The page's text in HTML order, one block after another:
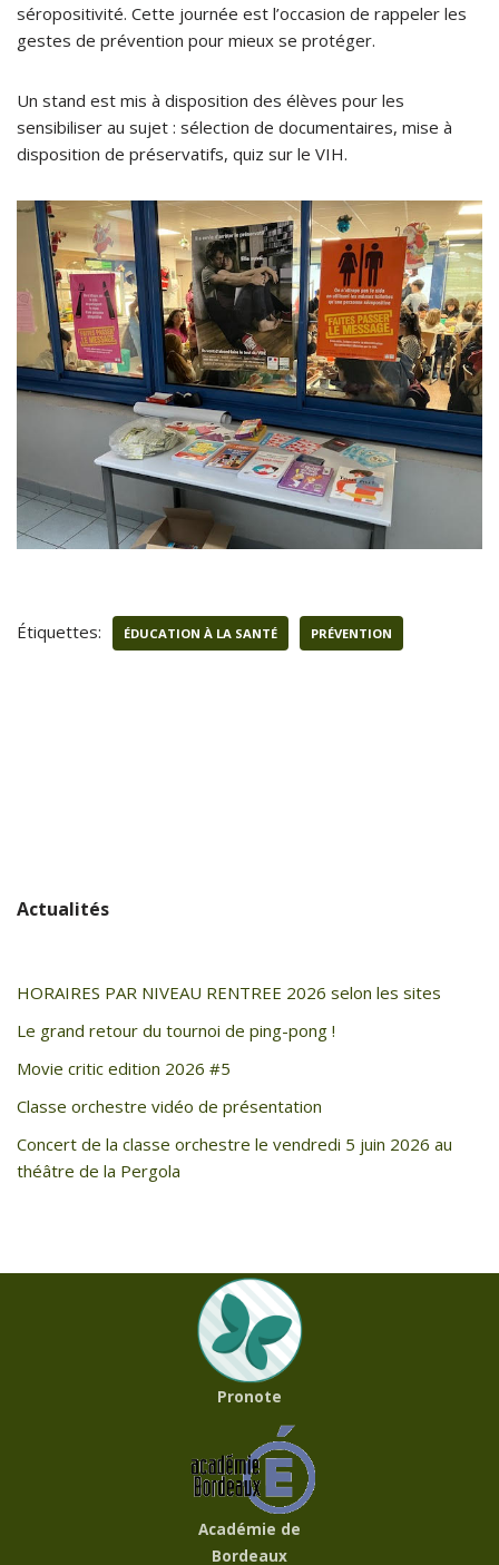
séropositivité. Cette journée est l’occasion de rappeler les
gestes de prévention pour mieux se protéger.
Un stand est mis à disposition des élèves pour les
sensibiliser au sujet : sélection de documentaires, mise à
disposition de préservatifs, quiz sur le VIH.
Étiquettes: ÉDUCATION À LA SANTÉ PRÉVENTION
Actualités
HORAIRES PAR NIVEAU RENTREE 2026 selon les sites
Le grand retour du tournoi de ping-pong !
Movie critic edition 2026 #5
Classe orchestre vidéo de présentation
Concert de la classe orchestre le vendredi 5 juin 2026 au
théâtre de la Pergola
Pronote
Académie de
Bordeaux